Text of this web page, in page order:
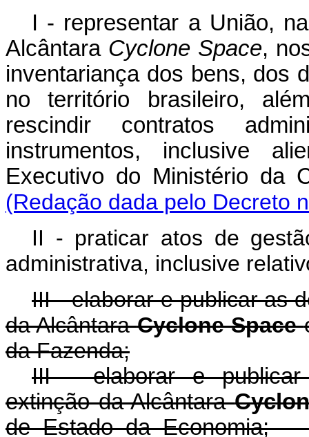
I - representar a União,
Alcântara Cyclone Space,
inventariança dos bens, dos
no território brasileiro,
rescindir contratos
instrumentos, inclusive
Executivo do Ministério
(Redação dada pelo Decreto
II - praticar atos de
administrativa, inclusive
III - elaborar e publicar as
da AlcântaraCyclone Space
da Fazenda;
III - elaborar e publicar
extinção da Alcântara
de Estado da